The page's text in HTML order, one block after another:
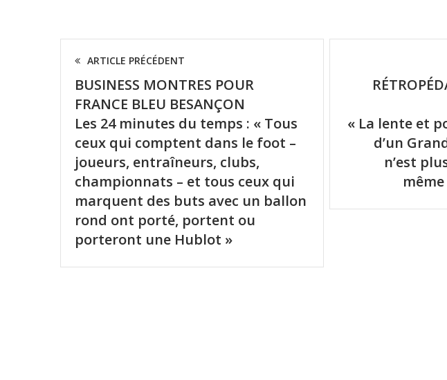
ARTICLE PRÉCÉDENT
BUSINESS MONTRES POUR
FRANCE BLEU BESANÇON
Les 24 minutes du temps : « Tous
ceux qui comptent dans le foot –
joueurs, entraîneurs, clubs,
championnats – et tous ceux qui
marquent des buts avec un ballon
rond ont porté, portent ou
porteront une Hublot »
« La lente et
d’un
n’est